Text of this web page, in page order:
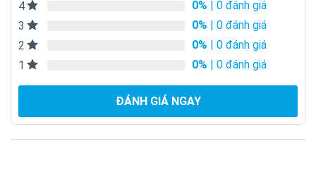
4
0% | 0 đánh giá
3
0% | 0 đánh giá
2
0% | 0 đánh giá
1
0% | 0 đánh giá
ĐÁNH GIÁ NGAY